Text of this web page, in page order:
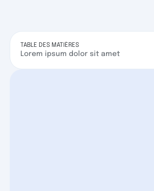
TABLE DES MATIÈRES
Lorem ipsum dolor sit amet